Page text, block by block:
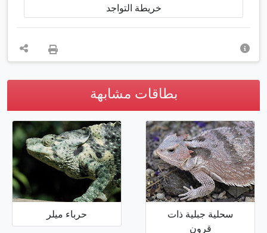
خريطة التواجد
بطاقات مشابهة
سحلية جبلية ذات
قرون
حرباء ميلر